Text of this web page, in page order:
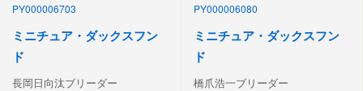
PY000006703
ミニチュア・ダックスフン
ド
長岡日向汰ブリーダー
PY000006080
ミニチュア・ダックスフン
ド
橋爪浩一ブリーダー